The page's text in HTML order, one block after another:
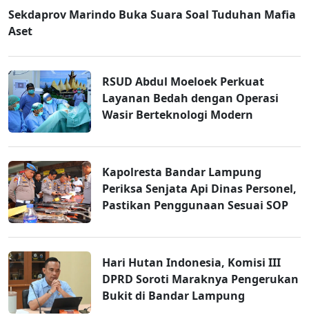
Sekdaprov Marindo Buka Suara Soal Tuduhan Mafia
Aset
RSUD Abdul Moeloek Perkuat
Layanan Bedah dengan Operasi
Wasir Berteknologi Modern
Kapolresta Bandar Lampung
Periksa Senjata Api Dinas Personel,
Pastikan Penggunaan Sesuai SOP
Hari Hutan Indonesia, Komisi III
DPRD Soroti Maraknya Pengerukan
Bukit di Bandar Lampung